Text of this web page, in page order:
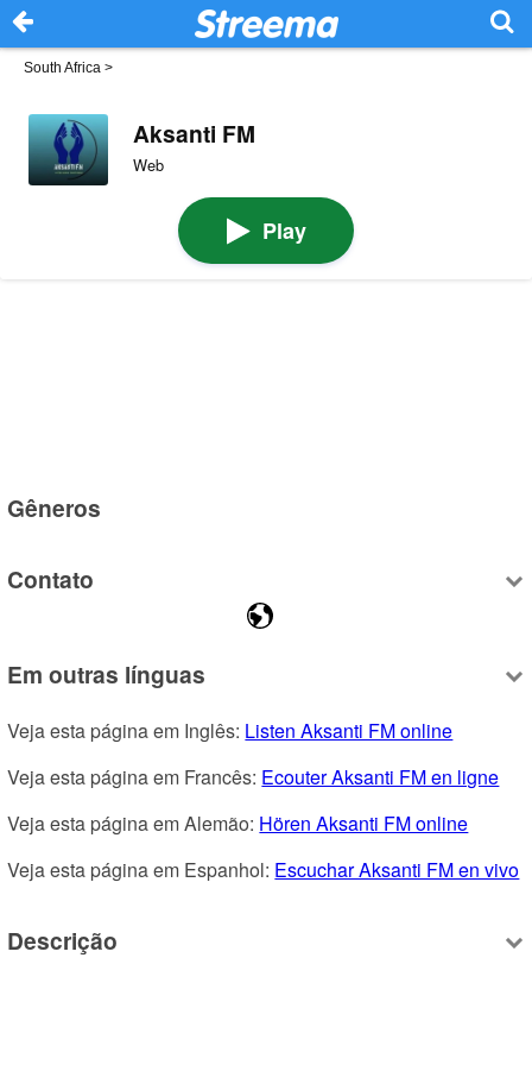
South Africa >
Aksanti FM
Web
Play
Gêneros
Contato
Em outras línguas
Veja esta página em Inglês: Listen Aksanti FM online
Veja esta página em Francês: Ecouter Aksanti FM en ligne
Veja esta página em Alemão: Hören Aksanti FM online
Veja esta página em Espanhol: Escuchar Aksanti FM en vivo
Descrição